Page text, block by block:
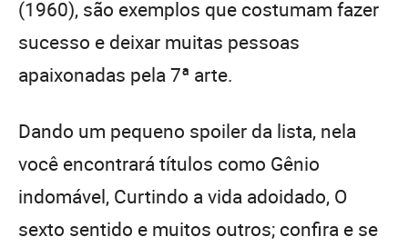
(1960), são exemplos que costumam fazer
sucesso e deixar muitas pessoas
apaixonadas pela 7ª arte.
Dando um pequeno spoiler da lista, nela
você encontrará títulos como Gênio
indomável, Curtindo a vida adoidado, O
sexto sentido e muitos outros; confira e se